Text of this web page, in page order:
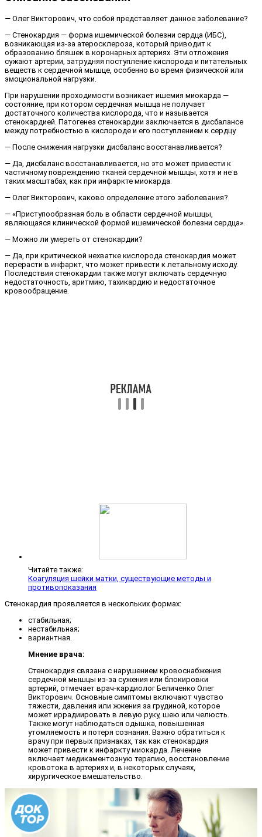
— Олег Викторович, что собой представляет данное заболевание?
— Стенокардия — форма ишемической болезни сердца (ИБС),
возникающая из-за атеросклероза, который приводит к
образованию бляшек в коронарных артериях. Эти отложения
сужают артерии, затрудняя поступление кислорода и питательных
веществ к сердечной мышце, особенно во время физической или
эмоциональной нагрузки.
При нарушении проходимости возникает ишемия миокарда —
состояние, при котором сердечная мышца не получает
достаточного количества кислорода, что и называется
стенокардией. Патогенез стенокардии заключается в дисбалансе
между потребностью в кислороде и его поступлением к сердцу.
— После снижения нагрузки дисбаланс восстанавливается?
— Да, дисбаланс восстанавливается, но это может привести к
частичному повреждению тканей сердечной мышцы, хотя и не в
таких масштабах, как при инфаркте миокарда.
— Олег Викторович, каково определение этого заболевания?
— «Приступообразная боль в области сердечной мышцы,
являющаяся клинической формой ишемической болезни сердца».
— Можно ли умереть от стенокардии?
— Да, при критической нехватке кислорода стенокардия может
перерасти в инфаркт, что может привести к летальному исходу.
Последствия стенокардии также могут включать сердечную
недостаточность, аритмию, тахикардию и недостаточное
кровообращение.
Читайте также:
Коагуляция шейки матки, существующие методы и
противопоказания
Стенокардия проявляется в нескольких формах:
стабильная;
нестабильная;
вариантная.
Мнение врача:
Стенокардия связана с нарушением кровоснабжения
сердечной мышцы из-за сужения или блокировки
артерий, отмечает врач-кардиолог Беличенко Олег
Викторович. Основные симптомы включают чувство
тяжести, давления или жжения за грудиной, которое
может иррадиировать в левую руку, шею или челюсть.
Также могут наблюдаться одышка, повышенная
утомляемость и потеря сознания. Важно обратиться к
врачу при первых признаках, так как стенокардия
может привести к инфаркту миокарда. Лечение
включает медикаментозную терапию, восстановление
кровотока в артериях и, в некоторых случаях,
хирургическое вмешательство.